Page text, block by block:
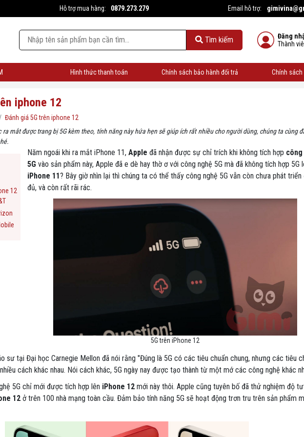
iphone 12
Đánh giá 5G trên iphone 12
ra mắt được trang bị 5G kèm theo, tính năng này hứa hẹn sẽ giúp ích rất nhiều cho người dùng, chúng ta cùng
12
Năm ngoái khi ra mắt iPhone 11, Apple đã nhận được sự chỉ trích khi không tích hợp
5G vào sản phẩm này, Apple đã e dè hay thờ ơ với công nghệ 5G mà đã không tích hợp 5G
iPhone 11? Bây giờ nhìn lại thì chúng ta có thể thấy công nghệ 5G vẫn còn chưa phát triển
đủ, và còn rất rãi rác.
5G trên iPhone 12
sư tại Đại học Carnegie Mellon đã nói rằng "Đúng là 5G có các tiêu chuẩn chung, nhưng các tiêu
cách khác nhau. Nói cách khác, 5G ngày nay được tạo thành từ một mớ các công nghệ khác
5G chỉ mới được tích hợp lên iPhone 12 mới này thôi. Apple cũng tuyên bố đã thử nghiệm độ
12 ở trên 100 nhà mạng toàn cầu. Đảm bảo tính năng 5G sẽ hoạt động trơn tru trên sản phẩm
Hỗ trợ mua hàng: 0879.273.279 Email hỗ trợ:
Tìm kiếm
Đăng
Thành
Hình thức thanh toán Chính sách bảo hành đổi trả Chính